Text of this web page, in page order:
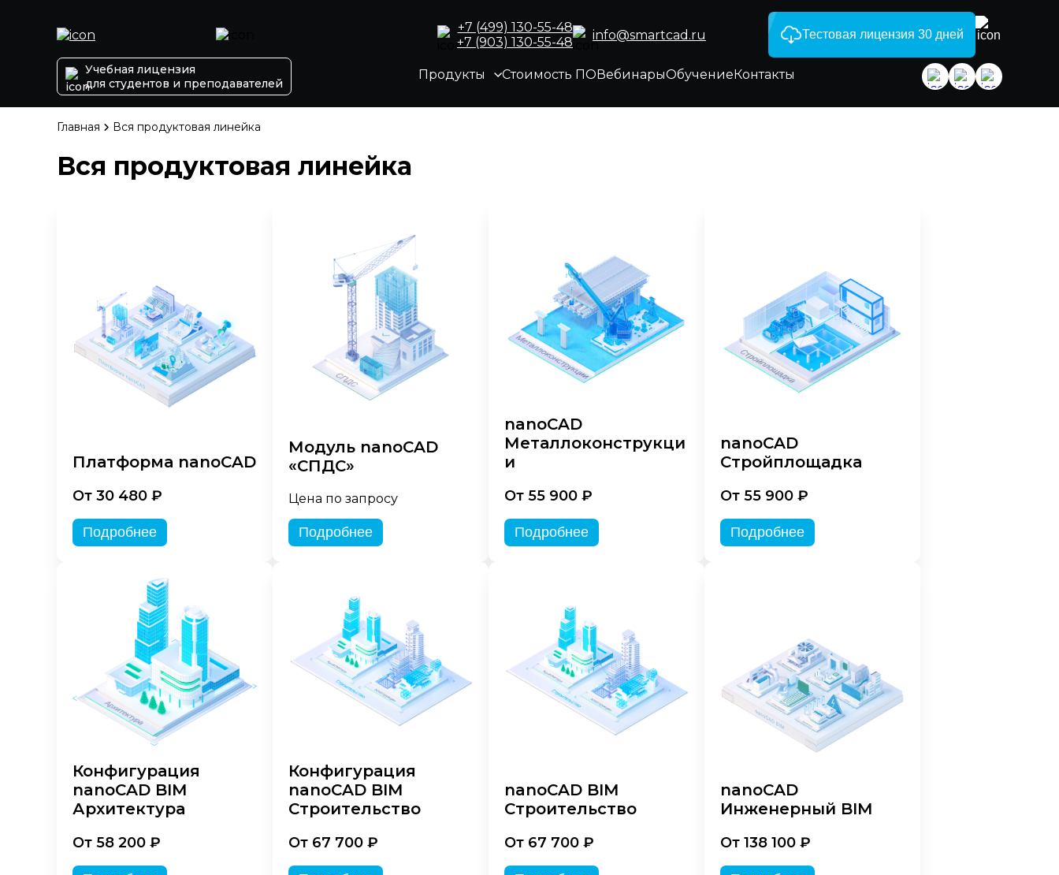
+7 (499) 130-55-48
+7 (903) 130-55-48
info@smartcad.ru Тестовая лицензия 30 дней
Учебная лицензия
для студентов и преподавателей
Продукты Стоимость ПОВебинарыОбучениеКонтакты
Главная Вся продуктовая линейка
Вся продуктовая линейка
Платформа nanoCAD
От 30 480 ₽
Подробнее
Модуль nanoCAD
«СПДС»
Цена по запросу
Подробнее
nanoCAD
Металлоконструкци
и
От 55 900 ₽
Подробнее
nanoCAD
Стройплощадка
От 55 900 ₽
Подробнее
Конфигурация
nanoCAD BIM
Архитектура
От 58 200 ₽
Конфигурация
nanoCAD BIM
Строительство
От 67 700 ₽
nanoCAD BIM
Строительство
От 67 700 ₽
nanoCAD
Инженерный BIM
От 138 100 ₽